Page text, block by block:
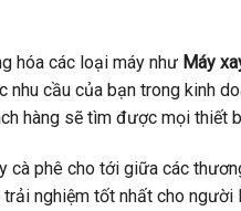
hóa các loại máy như Máy
cầu của bạn trong kinh
hàng sẽ tìm được mọi thiết
cà phê cho tới giữa các
nghiệm tốt nhất cho người